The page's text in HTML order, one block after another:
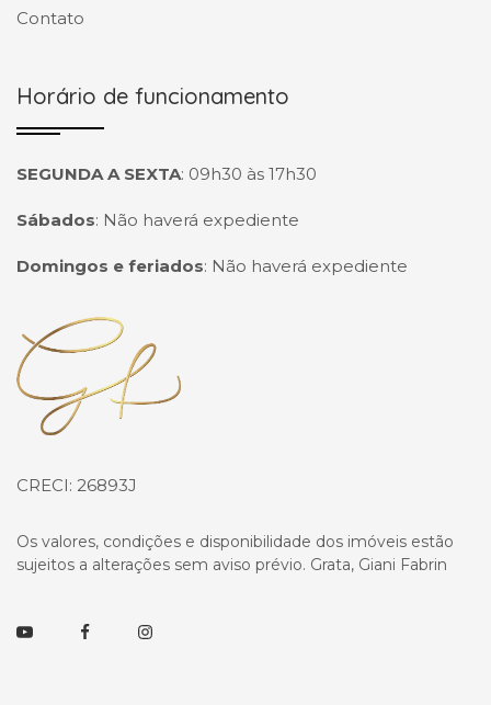
Contato
Horário de funcionamento
SEGUNDA A SEXTA: 09h30 às 17h30
Sábados: Não haverá expediente
Domingos e feriados: Não haverá expediente
Página inicial
CRECI: 26893J
Os valores, condições e disponibilidade dos imóveis estão
sujeitos a alterações sem aviso prévio. Grata, Giani Fabrin
YoutubeFacebookInstagram